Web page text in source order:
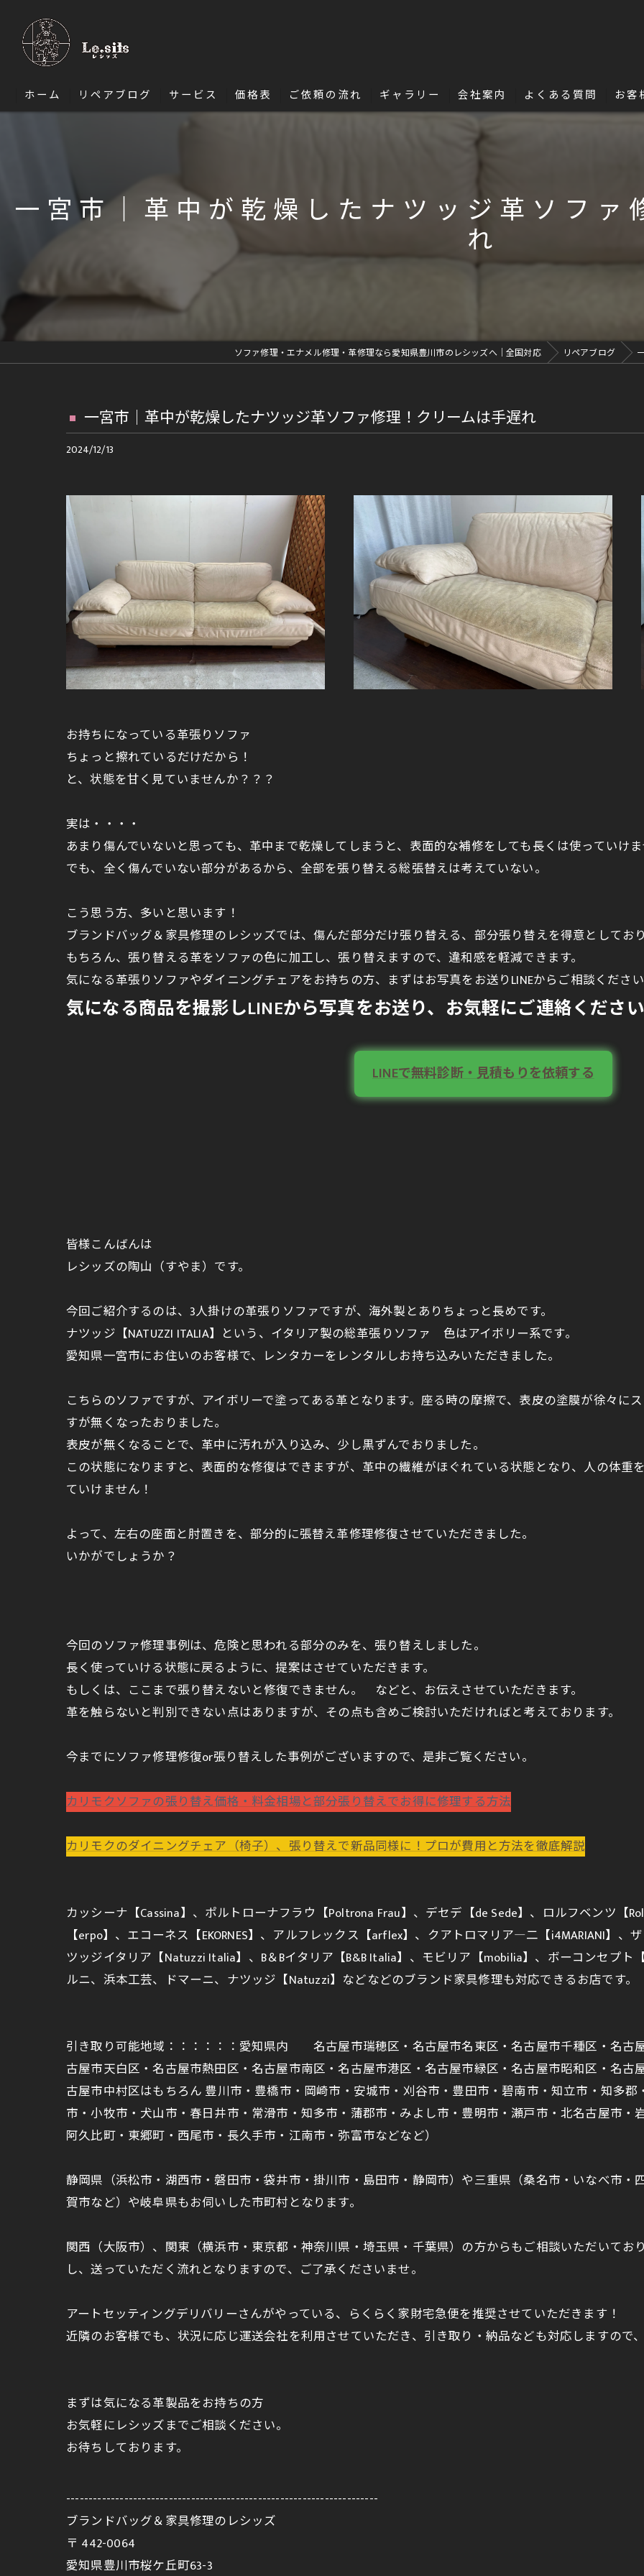
ホーム リペアブログ サービス
エナメル修理
財布修理
靴修理
車内装部品修理
再メッキ等金具修理
価格表 ご依頼の流れ ギャラリー 会社案内
名古屋・浜松で革修理の独立・開業を目
よくある質問 お客
一宮市｜革中が乾燥したナツッジ革ソファ
れ
ソファ修理・エナメル修理・革修理なら愛知県豊川市のレシッズへ｜全国対応 リペアブログ
一宮市｜革中が乾燥したナツッジ革ソファ修理！クリームは手遅れ
2024/12/13
お持ちになっている革張りソファ
ちょっと擦れているだけだから！
と、状態を甘く見ていませんか？？？
実は・・・・
あまり傷んでいないと思っても、革中まで乾燥してしまうと、表面的な補修をしても長くは使っていけま
でも、全く傷んでいない部分があるから、全部を張り替える総張替えは考えていない。
こう思う方、多いと思います！
ブランドバッグ＆家具修理のレシッズでは、傷んだ部分だけ張り替える、部分張り替えを得意としており
もちろん、張り替える革をソファの色に加工し、張り替えますので、違和感を軽減できます。
気になる革張りソファやダイニングチェアをお持ちの方、まずはお写真をお送りLINEからご相談ください
気になる商品を撮影しLINEから写真をお送り、お気軽にご連絡ください
LINEで無料診断・見積もりを依頼する
皆様こんばんは
レシッズの陶山（すやま）です。
今回ご紹介するのは、3人掛けの革張りソファですが、海外製とありちょっと長めです。
ナツッジ【NATUZZI ITALIA】という、イタリア製の総革張りソファ 色はアイボリー系です。
愛知県一宮市にお住いのお客様で、レンタカーをレンタルしお持ち込みいただきました。
こちらのソファですが、アイボリーで塗ってある革となります。座る時の摩擦で、表皮の塗膜が徐々に
すが無くなったおりました。
表皮が無くなることで、革中に汚れが入り込み、少し黒ずんでおりました。
この状態になりますと、表面的な修復はできますが、革中の繊維がほぐれている状態となり、人の体重
ていけません！
よって、左右の座面と肘置きを、部分的に張替え革修理修復させていただきました。
いかがでしょうか？
今回のソファ修理事例は、危険と思われる部分のみを、張り替えしました。
長く使っていける状態に戻るように、提案はさせていただきます。
もしくは、ここまで張り替えないと修復できません。 などと、お伝えさせていただきます。
革を触らないと判別できない点はありますが、その点も含めご検討いただければと考えております。
今までにソファ修理修復or張り替えした事例がございますので、是非ご覧ください。
カリモクソファの張り替え価格・料金相場と部分張り替えでお得に修理する方法
カリモクのダイニングチェア（椅子）、張り替えで新品同様に！プロが費用と方法を徹底解説
カッシーナ【Cassina】、ポルトローナフラウ【Poltrona Frau】、デセデ【de Sede】、ロルフベンツ【
【erpo】、エコーネス【EKORNES】、アルフレックス【arflex】、クアトロマリア―二【i4MARIANI】、
ツッジイタリア【Natuzzi Italia】、B＆Bイタリア【B&B Italia】、モビリア【mobilia】、ボーコンセプト
ルニ、浜本工芸、ドマーニ、ナツッジ【Natuzzi】などなどのブランド家具修理も対応できるお店です。
引き取り可能地域：：：：：：愛知県内 名古屋市瑞穂区・名古屋市名東区・名古屋市千種区・名古
古屋市天白区・名古屋市熱田区・名古屋市南区・名古屋市港区・名古屋市緑区・名古屋市昭和区・名古
古屋市中村区はもちろん 豊川市・豊橋市・岡崎市・安城市・刈谷市・豊田市・碧南市・知立市・知多
市・小牧市・犬山市・春日井市・常滑市・知多市・蒲郡市・みよし市・豊明市・瀬戸市・北名古屋市・
阿久比町・東郷町・西尾市・長久手市・江南市・弥富市などなど）
静岡県（浜松市・湖西市・磐田市・袋井市・掛川市・島田市・静岡市）や三重県（桑名市・いなべ市・
賀市など）や岐阜県もお伺いした市町村となります。
関西（大阪市）、関東（横浜市・東京都・神奈川県・埼玉県・千葉県）の方からもご相談いただいてお
し、送っていただく流れとなりますので、ご了承くださいませ。
アートセッティングデリバリーさんがやっている、らくらく家財宅急便を推奨させていただきます！
近隣のお客様でも、状況に応じ運送会社を利用させていただき、引き取り・納品なども対応しますので
まずは気になる革製品をお持ちの方
お気軽にレシッズまでご相談ください。
お待ちしております。
----------------------------------------------------------------------
ブランドバッグ＆家具修理のレシッズ
〒 442-0064
愛知県豊川市桜ケ丘町63-3